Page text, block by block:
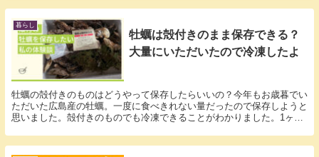
暮らし
牡蠣は殻付きのまま保存できる？
大量にいただいたので冷凍したよ
牡蠣の殻付きのものはどうやって保存したらいいの？今年もお歳暮でい
ただいた広島産の牡蠣。一度に食べきれない量だったので保存しようと
思いました。殻付きのものでも冷凍できることがわかりました。1ヶ月